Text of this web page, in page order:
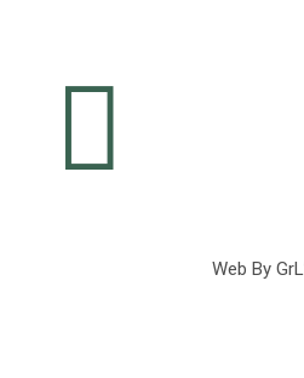

Web By